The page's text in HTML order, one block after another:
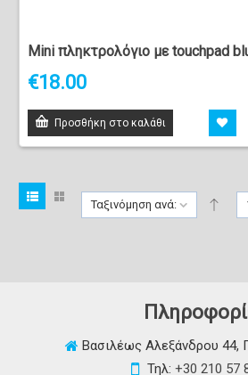
Mini πληκτρολόγιο με touchpad
€18.00
Προσθήκη στο καλάθι
Ταξινόμηση ανά:
Βασιλέως Αλεξάνδρου 44,
Τηλ: +30 210 57